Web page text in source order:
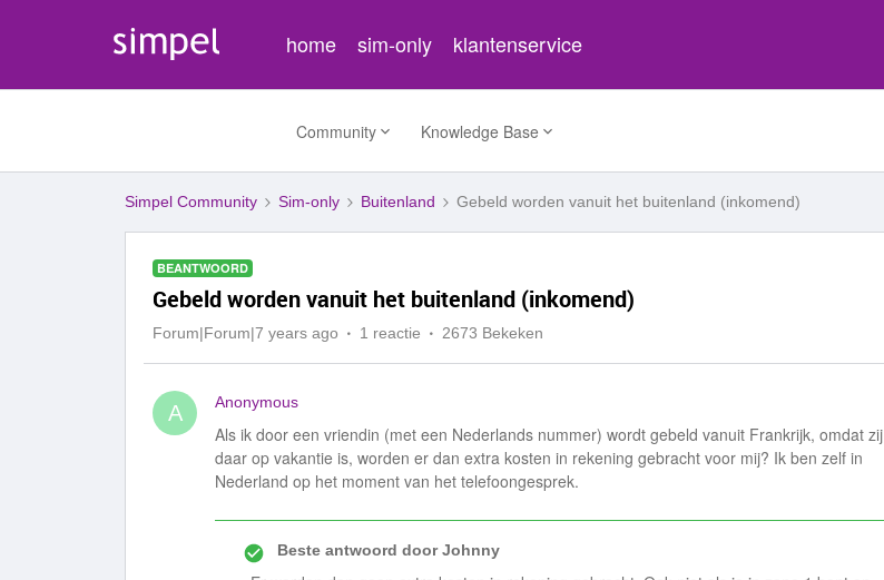
home sim-only klantenservice
Community Knowledge Base
Simpel Community Sim-only Buitenland Gebeld worden vanuit het buitenland (inkomend)
BEANTWOORD
Gebeld worden vanuit het buitenland (inkomend)
Forum|Forum|7 years ago 1 reactie 2673 Bekeken
A Anonymous
Als ik door een vriendin (met een Nederlands nummer) wordt gebeld vanuit Frankrijk, omdat zij
daar op vakantie is, worden er dan extra kosten in rekening gebracht voor mij? Ik ben zelf in
Nederland op het moment van het telefoongesprek.
Beste antwoord doorJohnny